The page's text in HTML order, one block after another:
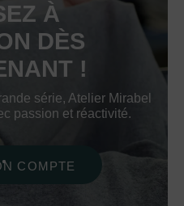
À
DÈS
!
série, Atelier Mirabel
passion et réactivité.
COMPTE